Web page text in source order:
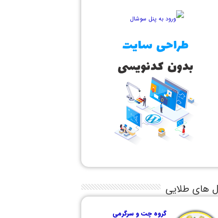
های طلایی
گروه چت و سرگرمی